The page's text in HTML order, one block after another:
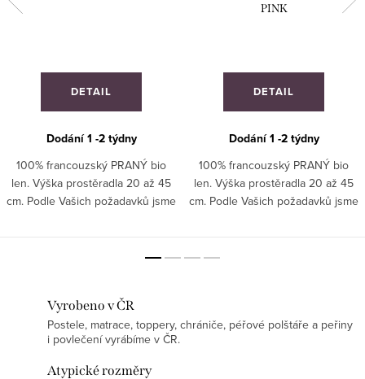
DETAIL
Dodání 1 -2 týdny
100% francouzský PRANÝ bio
len. Výška prostěradla 20 až 45
cm. Podle Vašich požadavků jsme
PINK
DETAIL
Dodání 1 -2 týdny
100% francouzský PRANÝ bio
len. Výška prostěradla 20 až 45
cm. Podle Vašich požadavků jsme
jakýkoliv rozměr. Zašlete
Vyrobeno v ČR
Postele, matrace, toppery, chrániče, péřové polštáře a peřiny
i povlečení vyrábíme v ČR.
Atypické rozměry